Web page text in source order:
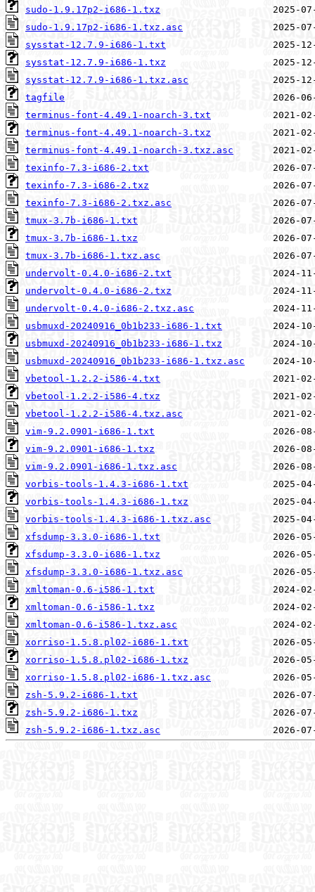
sudo-1.9.17p2-i686-1.txz
sudo-1.9.17p2-i686-1.txz.asc
sysstat-12.7.9-i686-1.txt
sysstat-12.7.9-i686-1.txz
sysstat-12.7.9-i686-1.txz.asc
tagfile
terminus-font-4.49.1-noarch-3.txt
terminus-font-4.49.1-noarch-3.txz
terminus-font-4.49.1-noarch-3.txz.asc
texinfo-7.3-i686-2.txt
texinfo-7.3-i686-2.txz
texinfo-7.3-i686-2.txz.asc
tmux-3.7b-i686-1.txt
tmux-3.7b-i686-1.txz
tmux-3.7b-i686-1.txz.asc
undervolt-0.4.0-i686-2.txt
undervolt-0.4.0-i686-2.txz
undervolt-0.4.0-i686-2.txz.asc
usbmuxd-20240916_0b1b233-i686-1.txt
usbmuxd-20240916_0b1b233-i686-1.txz
usbmuxd-20240916_0b1b233-i686-1.txz.asc
vbetool-1.2.2-i586-4.txt
vbetool-1.2.2-i586-4.txz
vbetool-1.2.2-i586-4.txz.asc
vim-9.2.0901-i686-1.txt
vim-9.2.0901-i686-1.txz
vim-9.2.0901-i686-1.txz.asc
vorbis-tools-1.4.3-i686-1.txt
vorbis-tools-1.4.3-i686-1.txz
vorbis-tools-1.4.3-i686-1.txz.asc
xfsdump-3.3.0-i686-1.txt
xfsdump-3.3.0-i686-1.txz
xfsdump-3.3.0-i686-1.txz.asc
xmltoman-0.6-i586-1.txt
xmltoman-0.6-i586-1.txz
xmltoman-0.6-i586-1.txz.asc
xorriso-1.5.8.pl02-i686-1.txt
xorriso-1.5.8.pl02-i686-1.txz
xorriso-1.5.8.pl02-i686-1.txz.asc
zsh-5.9.2-i686-1.txt
zsh-5.9.2-i686-1.txz
zsh-5.9.2-i686-1.txz.asc